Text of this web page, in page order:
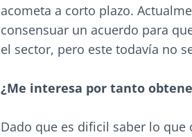
acometa a corto plazo.
consensuar un acuerdo para
el sector, pero este todavía no
¿Me interesa por tanto
Dado que es dificil saber lo